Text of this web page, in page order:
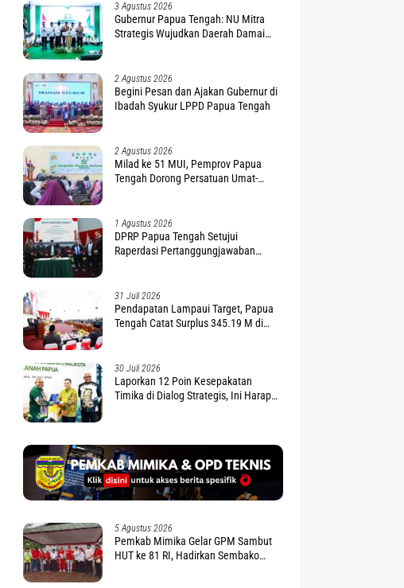
3 Agustus 2026
Gubernur Papua Tengah: NU Mitra
Strategis Wujudkan Daerah Damai
2 Agustus 2026
Begini Pesan dan Ajakan Gubernur di
Ibadah Syukur LPPD Papua Tengah
2 Agustus 2026
Milad ke 51 MUI, Pemprov Papua
Tengah Dorong Persatuan Umat-
1 Agustus 2026
DPRP Papua Tengah Setujui
Raperdasi Pertanggungjawaban
31 Juli 2026
Pendapatan Lampaui Target, Papua
Tengah Catat Surplus 345.19 M di
30 Juli 2026
Laporkan 12 Poin Kesepakatan
Timika di Dialog Strategis, Ini Harapan
5 Agustus 2026
Pemkab Mimika Gelar GPM Sambut
HUT ke 81 RI, Hadirkan Sembako